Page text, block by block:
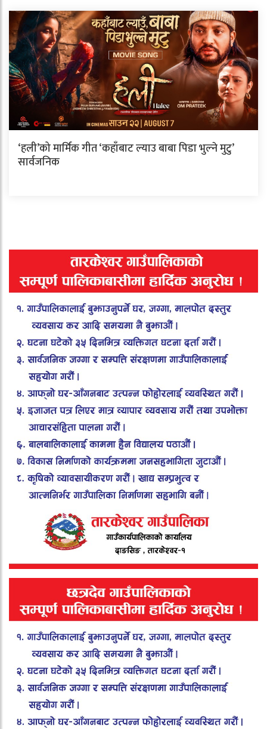
‘हली’को मार्मिक गीत ‘कहाँबाट ल्याउ बाबा पिडा भुल्ने मुटु’
सार्वजनिक